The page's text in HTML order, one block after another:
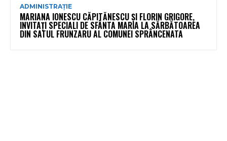
ADMINISTRAȚIE
MARIANA IONESCU CĂPITĂNESCU ȘI FLORIN GRIGORE,
INVITAȚI SPECIALI DE SFÂNTA MARIA LA SĂRBĂTOAREA
DIN SATUL FRUNZARU AL COMUNEI SPRÂNCENATA